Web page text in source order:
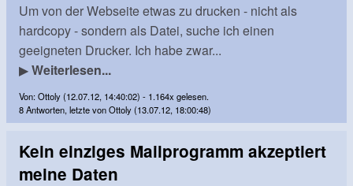
Um von der Webseite etwas zu drucken - nicht als
hardcopy - sondern als Datei, suche ich einen
geeigneten Drucker. Ich habe zwar...
▶Weiterlesen...
Von: Ottoly (12.07.12, 14:40:02) - 1.164x gelesen.
8 Antworten, letzte von Ottoly (13.07.12, 18:00:48)
Kein einziges Mailprogramm akzeptiert
meine Daten